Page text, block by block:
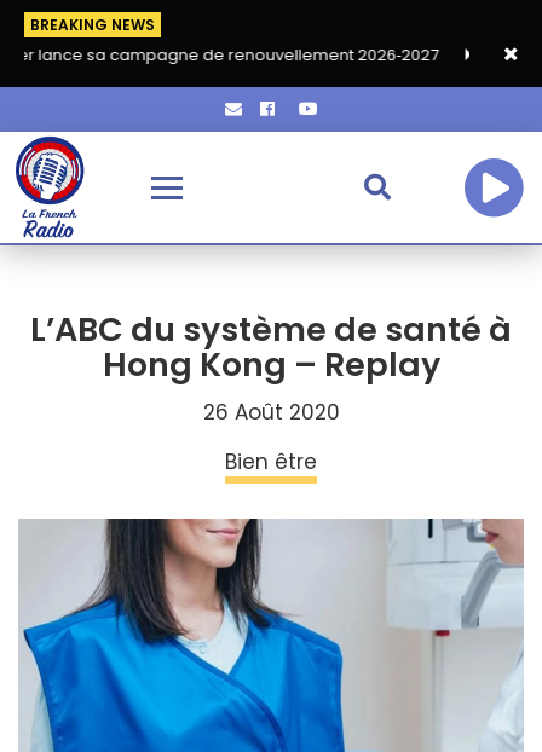
BREAKING NEWS
campagne de renouvellement 2026‑2027 Grand café de
L’ABC du système de santé à
Hong Kong – Replay
26 Août 2020
Bien être